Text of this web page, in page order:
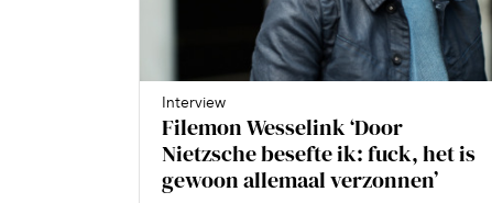
Interview
Filemon Wesselink ‘Door
Nietzsche besefte ik: fuck, het is
gewoon allemaal verzonnen’